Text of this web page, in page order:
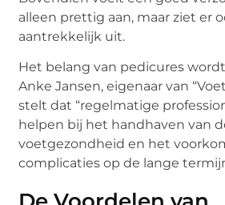
alleen prettig aan, maar ziet er
aantrekkelijk uit.
Het belang van pedicures
Anke Jansen, eigenaar van
stelt dat “regelmatige
helpen bij het handhaven van
voetgezondheid en het
complicaties op de lange